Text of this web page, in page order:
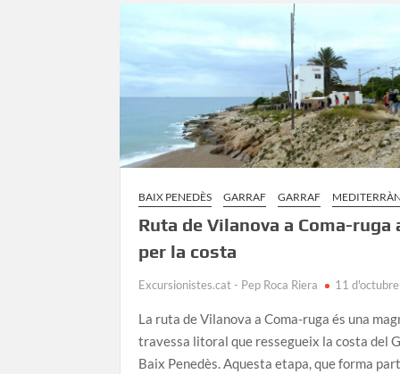
BAIX PENEDÈS GARRAF GARRAF
Ruta de Vilanova a Coma-ruga
per la costa
Excursionistes.cat - Pep Roca Riera 11
La ruta de Vilanova a Coma-ruga és una
travessa litoral que ressegueix la costa del
Baix Penedès. Aquesta etapa, que forma part